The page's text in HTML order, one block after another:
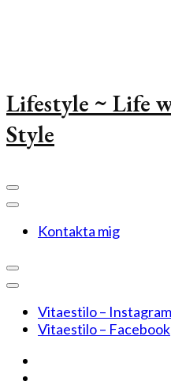
Lifestyle ~ Life
Style
Kontakta mig
Vitaestilo – Instagram
Vitaestilo – Facebook